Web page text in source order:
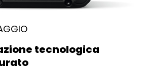
tecnologica